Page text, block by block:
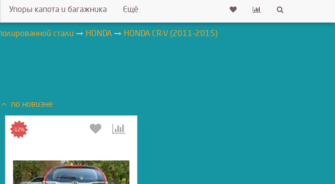
Упоры капота и багажника Ещё
стали HONDA
HONDA CR-V (2011-2015)
по новизне
-12%